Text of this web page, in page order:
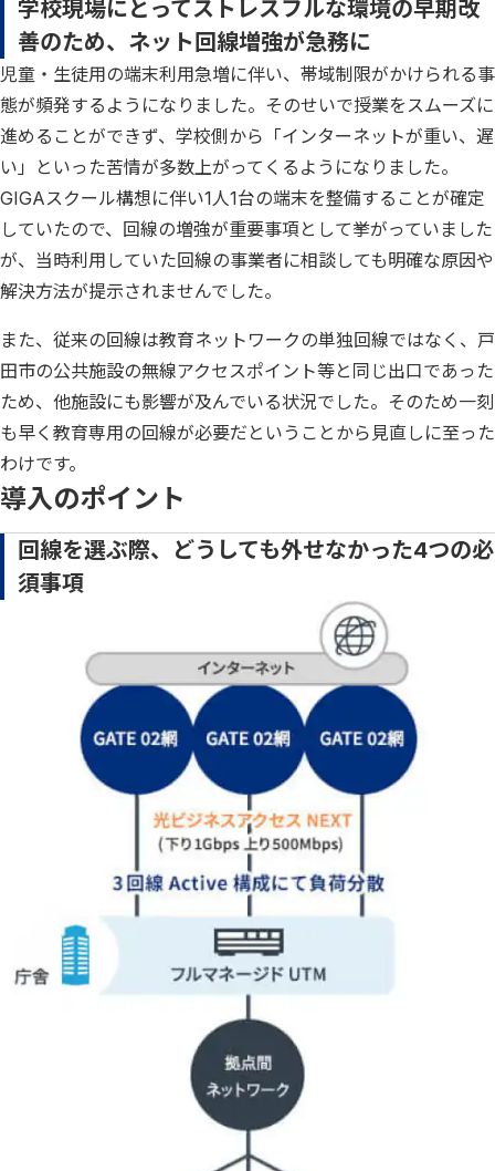
学校現場にとってストレスフルな環境の早期改
善のため、ネット回線増強が急務に
児童・生徒用の端末利用急増に伴い、帯域制限がかけられる事
態が頻発するようになりました。そのせいで授業をスムーズに
進めることができず、学校側から「インターネットが重い、遅
い」といった苦情が多数上がってくるようになりました。
GIGAスクール構想に伴い1人1台の端末を整備することが確定
していたので、回線の増強が重要事項として挙がっていました
が、当時利用していた回線の事業者に相談しても明確な原因や
解決方法が提示されませんでした。
また、従来の回線は教育ネットワークの単独回線ではなく、戸
田市の公共施設の無線アクセスポイント等と同じ出口であった
ため、他施設にも影響が及んでいる状況でした。そのため一刻
も早く教育専用の回線が必要だということから見直しに至った
わけです。
導入のポイント
回線を選ぶ際、どうしても外せなかった4つの必
須事項